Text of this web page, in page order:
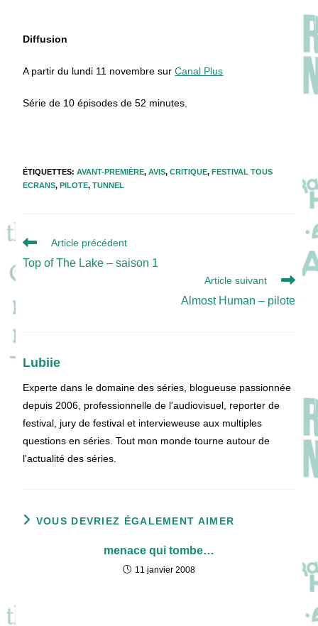
Diffusion
A partir du lundi 11 novembre surCanal Plus
Série de 10 épisodes de 52 minutes.
ÉTIQUETTES:AVANT-PREMIÈRE, AVIS, CRITIQUE, FESTIVAL TOUS
ECRANS, PILOTE, TUNNEL
Read
articles
Article précédent
Top of The Lake – saison 1
Article suivant
Almost Human – pilote
Lubiie
Experte dans le domaine des séries, blogueuse passionnée
depuis 2006, professionnelle de l'audiovisuel, reporter de
festival, jury de festival et intervieweuse aux multiples
questions en séries. Tout mon monde tourne autour de
l'actualité des séries.
VOUS DEVRIEZ ÉGALEMENT AIMER
menace qui tombe…
11 janvier 2008